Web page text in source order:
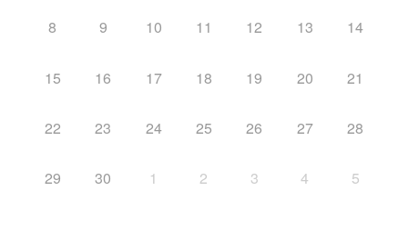
8 9 10 11 12 13 14
15 16 17 18 19 20 21
22 23 24 25 26 27 28
29 30 1 2 3 4 5